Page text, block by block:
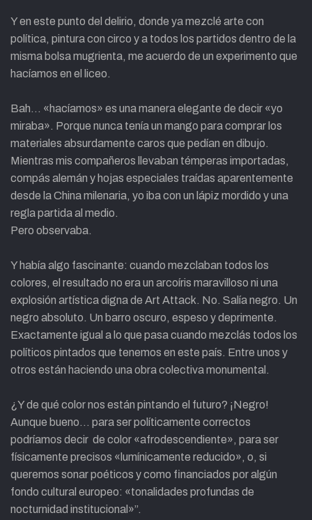
Y en este punto del delirio, donde ya mezclé arte con
política, pintura con circo y a todos los partidos dentro de la
misma bolsa mugrienta, me acuerdo de un experimento que
hacíamos en el liceo.
Bah… «hacíamos» es una manera elegante de decir «yo
miraba». Porque nunca tenía un mango para comprar los
materiales absurdamente caros que pedían en dibujo.
Mientras mis compañeros llevaban témperas importadas,
compás alemán y hojas especiales traídas aparentemente
desde la China milenaria, yo iba con un lápiz mordido y una
regla partida al medio.
Pero observaba.
Y había algo fascinante: cuando mezclaban todos los
colores, el resultado no era un arcoíris maravilloso ni una
explosión artística digna de Art Attack. No. Salía negro. Un
negro absoluto. Un barro oscuro, espeso y deprimente.
Exactamente igual a lo que pasa cuando mezclás todos los
políticos pintados que tenemos en este país. Entre unos y
otros están haciendo una obra colectiva monumental.
¿Y de qué color nos están pintando el futuro? ¡Negro!
Aunque bueno… para ser políticamente correctos
podríamos decir de color «afrodescendiente», para ser
físicamente precisos «lumínicamente reducido», o, si
queremos sonar poéticos y como financiados por algún
fondo cultural europeo: «tonalidades profundas de
nocturnidad institucional»”.